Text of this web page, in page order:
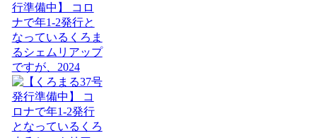
行準備中】 コロ
ナで年1-2発行と
なっているくろま
るシェムリアップ
ですが、2024